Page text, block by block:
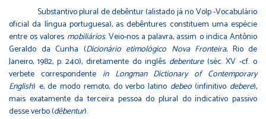
Substantivo plural de debêntur (alistado já no Volp -Vocabulário
oficial da língua portuguesa), as debêntures constituem uma espécie
entre os valores mobiliários. Veio-nos a palavra, assim o indica Antônio
Geraldo da Cunha (Dicionário etimológico Nova Fronteira, Rio de
Janeiro, 1982, p. 240), diretamente do inglês debenture(séc. XV -cf. o
verbete correspondente in Longman Dictionary of Contemporary
English) e, de modo remoto, do verbo latino debeo(infinitivo debere),
mais exatamente da terceira pessoa do plural do indicativo passivo
desse verbo (dēbentur).